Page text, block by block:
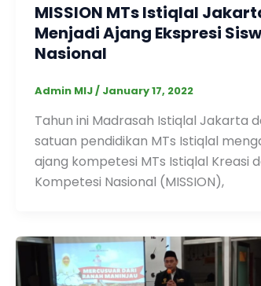
MISSION MTs Istiqlal
Menjadi Ajang Ekspresi
Nasional
Admin MIJ/ January 17, 2022
Tahun ini Madrasah Istiqlal Jakarta
satuan pendidikan MTs Istiqlal
ajang kompetesi MTs Istiqlal Kreasi
Kompetesi Nasional (MISSION),